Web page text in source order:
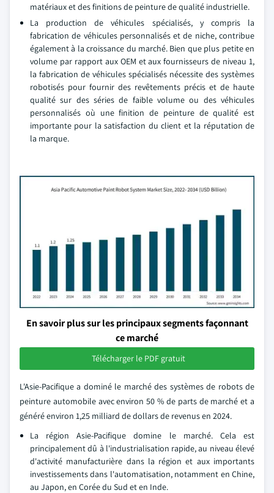
matériaux et des finitions de peinture de qualité industrielle.
La production de véhicules spécialisés, y compris la
fabrication de véhicules personnalisés et de niche, contribue
également à la croissance du marché. Bien que plus petite en
volume par rapport aux OEM et aux fournisseurs de niveau 1,
la fabrication de véhicules spécialisés nécessite des systèmes
robotisés pour fournir des revêtements précis et de haute
qualité sur des séries de faible volume ou des véhicules
personnalisés où une finition de peinture de qualité est
importante pour la satisfaction du client et la réputation de
la marque.
En savoir plus sur les principaux segments façonnant
ce marché
Télécharger le PDF gratuit
L'Asie-Pacifique a dominé le marché des systèmes de robots de
peinture automobile avec environ 50 % de parts de marché et a
généré environ 1,25 milliard de dollars de revenus en 2024.
La région Asie-Pacifique domine le marché. Cela est
principalement dû à l'industrialisation rapide, au niveau élevé
d'activité manufacturière dans la région et aux importants
investissements dans l'automatisation, notamment en Chine,
au Japon, en Corée du Sud et en Inde.